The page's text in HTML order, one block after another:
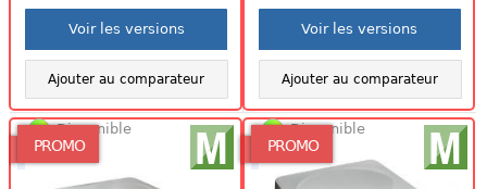
Voir les versions
Ajouter au comparateur
Voir les versions
Ajouter au comparateur
PROMO
Disponible
PROMO
Disponible